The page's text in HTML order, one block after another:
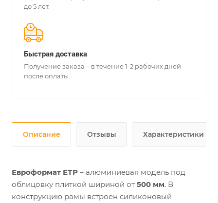
до 5 лет.
Быстрая доставка
Получение заказа – в течение 1-2 рабочих дней
после оплаты.
Описание Отзывы Характеристики
Евроформат ЕТР – алюминиевая модель под
облицовку плиткой шириной от 500 мм. В
конструкцию рамы встроен силиконовый